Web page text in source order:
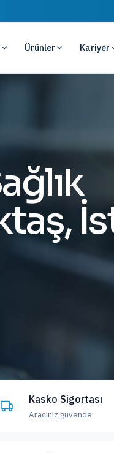
Ürünler Kariyer
Kasko Sigortası
Aracınız güvende